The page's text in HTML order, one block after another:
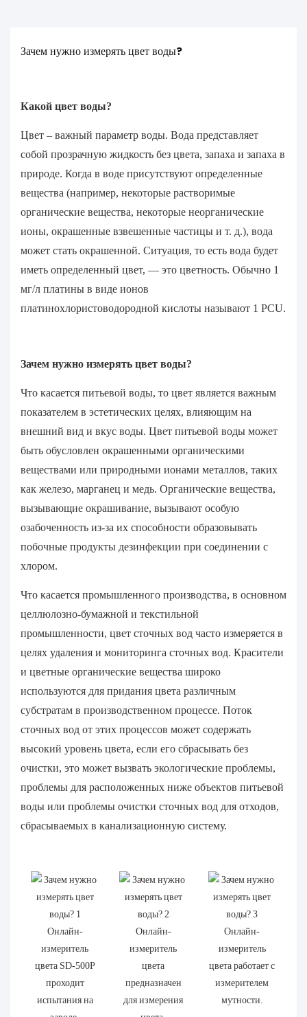
Зачем нужно измерять цвет воды?
Какой цвет воды?
Цвет – важный параметр воды. Вода представляет
собой прозрачную жидкость без цвета, запаха и запаха в
природе. Когда в воде присутствуют определенные
вещества (например, некоторые растворимые
органические вещества, некоторые неорганические
ионы, окрашенные взвешенные частицы и т. д.), вода
может стать окрашенной. Ситуация, то есть вода будет
иметь определенный цвет, — это цветность. Обычно 1
мг/л платины в виде ионов
платинохлористоводородной кислоты называют 1 PCU.
Зачем нужно измерять цвет воды?
Что касается питьевой воды, то цвет является важным
показателем в эстетических целях, влияющим на
внешний вид и вкус воды. Цвет питьевой воды может
быть обусловлен окрашенными органическими
веществами или природными ионами металлов, таких
как железо, марганец и медь. Органические вещества,
вызывающие окрашивание, вызывают особую
озабоченность из-за их способности образовывать
побочные продукты дезинфекции при соединении с
хлором.
Что касается промышленного производства, в основном
целлюлозно-бумажной и текстильной
промышленности, цвет сточных вод часто измеряется в
целях удаления и мониторинга сточных вод. Красители
и цветные органические вещества широко
используются для придания цвета различным
субстратам в производственном процессе. Поток
сточных вод от этих процессов может содержать
высокий уровень цвета, если его сбрасывать без
очистки, это может вызвать экологические проблемы,
проблемы для расположенных ниже объектов питьевой
воды или проблемы очистки сточных вод для отходов,
сбрасываемых в канализационную систему.
Онлайн-
измеритель
цвета SD-500P
проходит
испытания на
Онлайн-
измеритель
цвета
предназначен
для измерения
Онлайн-
измеритель
цвета работает с
измерителем
мутности.